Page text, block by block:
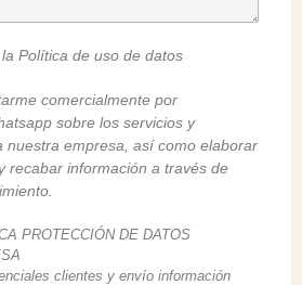
Política de uso de datos
comercialmente por
sobre los servicios y
nuestra empresa, así como elaborar
recabar información a través de
PROTECCIÓN DE DATOS
clientes y envío información